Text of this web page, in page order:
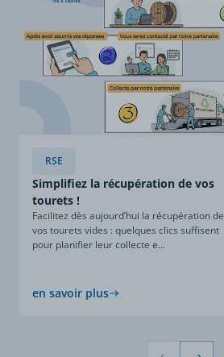
RSE
Simplifiez la récupération de vos
tourets !
Facilitez dès aujourd’hui la récupération de
vos tourets vides : quelques clics suffisent
pour planifier leur collecte e...
en savoir plus